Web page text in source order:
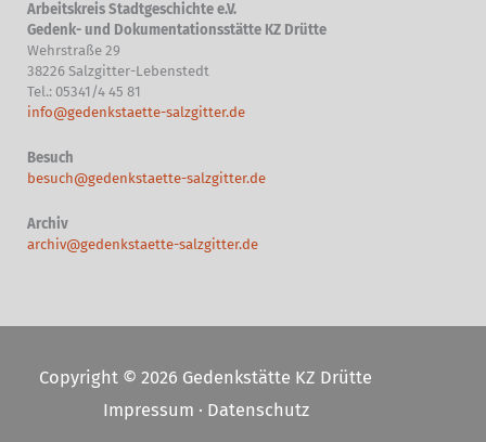
Arbeitskreis Stadtgeschichte e.V.
Gedenk- und Dokumentationsstätte KZ Drütte
Wehrstraße 29
38226 Salzgitter-Lebenstedt
Tel.: 05341/4 45 81
info@gedenkstaette-salzgitter.de
Besuch
besuch@gedenkstaette-salzgitter.de
Archiv
archiv@gedenkstaette-salzgitter.de
Copyright © 2026 Gedenkstätte KZ Drütte
Impressum · Datenschutz